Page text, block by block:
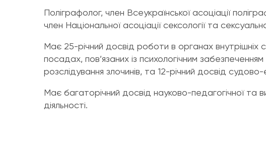
Поліграфолог, член Всеукраїнської асоціації
член Національної асоціації сексології та
Має 25-річний досвід роботи в органах внутрішніх
посадах, пов’язаних із психологічним
розслідування злочинів, та 12-річний досвід судово-
Має багаторічний досвід науково-педагогічної та
діяльності.